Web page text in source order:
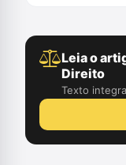
Leia o
Direito
Texto